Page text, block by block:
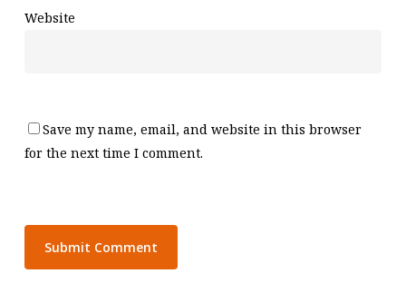
Website
Save my name, email, and website in this browser
for the next time I comment.